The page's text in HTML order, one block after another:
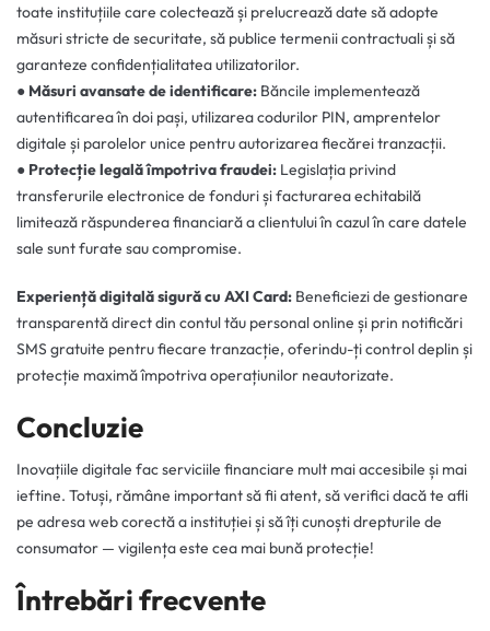
toate instituțiile care colectează și prelucrează date să adopte
măsuri stricte de securitate, să publice termenii contractuali și să
garanteze confidențialitatea utilizatorilor.
● Măsuri avansate de identificare: Băncile implementează
autentificarea în doi pași, utilizarea codurilor PIN, amprentelor
digitale și parolelor unice pentru autorizarea fiecărei tranzacții.
● Protecție legală împotriva fraudei: Legislația privind
transferurile electronice de fonduri și facturarea echitabilă
limitează răspunderea financiară a clientului în cazul în care datele
sale sunt furate sau compromise.
Experiență digitală sigură cu AXI Card: Beneficiezi de gestionare
transparentă direct din contul tău personal online și prin notificări
SMS gratuite pentru fiecare tranzacție, oferindu-ți control deplin și
protecție maximă împotriva operațiunilor neautorizate.
Concluzie
Inovațiile digitale fac serviciile financiare mult mai accesibile și mai
ieftine. Totuși, rămâne important să fii atent, să verifici dacă te afli
pe adresa web corectă a instituției și să îți cunoști drepturile de
consumator — vigilența este cea mai bună protecție!
Întrebări frecvente